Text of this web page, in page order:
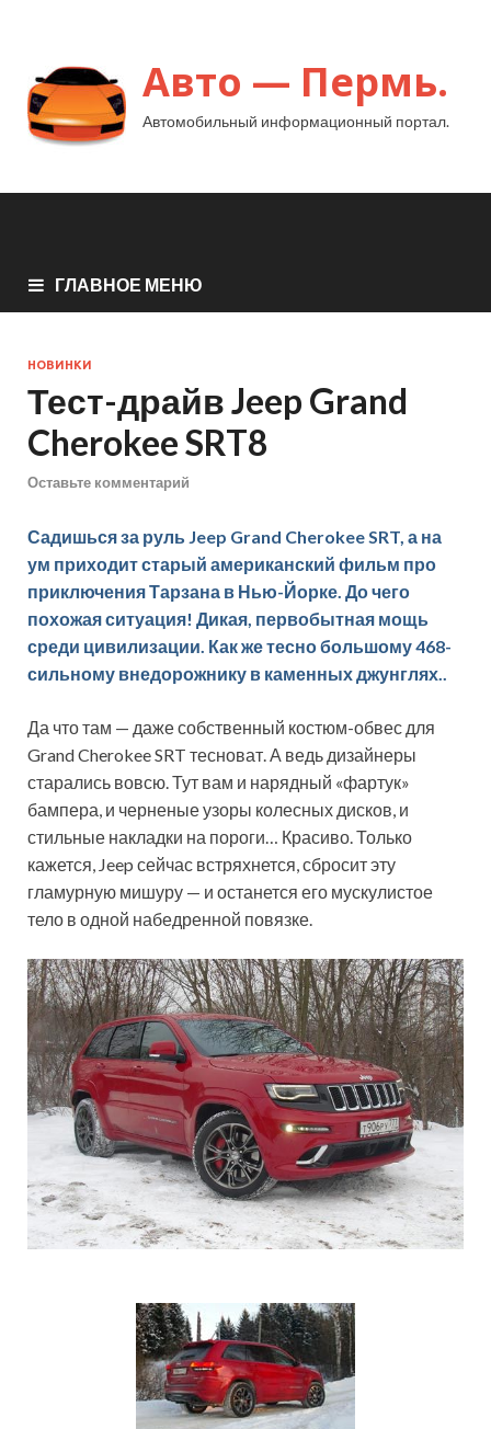
Авто — Пермь.
Автомобильный информационный портал.
ГЛАВНОЕ МЕНЮ
НОВИНКИ
Тест-драйв Jeep Grand
Cherokee SRT8
Оставьте комментарий
Садишься за руль Jeep Grand Cherokee SRT, а на
ум приходит старый американский фильм про
приключения Тарзана в Нью-Йорке. До чего
похожая ситуация! Дикая, первобытная мощь
среди цивилизации. Как же тесно большому 468-
сильному внедорожнику в каменных джунглях..
Да что там — даже собственный костюм-обвес для
Grand Cherokee SRT тесноват. А ведь дизайнеры
старались вовсю. Тут вам и нарядный «фартук»
бампера, и черненые узоры колесных дисков, и
стильные накладки на пороги… Красиво. Только
кажется, Jeep сейчас встряхнется, сбросит эту
гламурную мишуру — и останется его мускулистое
тело в одной набедренной повязке.